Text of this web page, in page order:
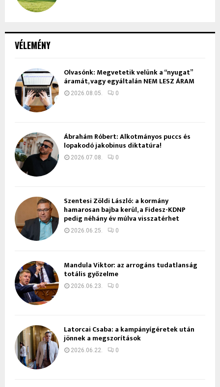
VÉLEMÉNY
Olvasónk: Megvetetik velünk a “nyugat”
áramát, vagy egyáltalán NEM LESZ ÁRAM
2026.08.05. 0
Ábrahám Róbert: Alkotmányos puccs és
lopakodó jakobinus diktatúra!
2026.07.08. 0
Szentesi Zöldi László: a kormány
hamarosan bajba kerül, a Fidesz-KDNP
pedig néhány év múlva visszatérhet
2026.06.25. 0
Mandula Viktor: az arrogáns tudatlanság
totális győzelme
2026.06.23. 0
Latorcai Csaba: a kampányígéretek után
jönnek a megszorítások
2026.06.22. 0